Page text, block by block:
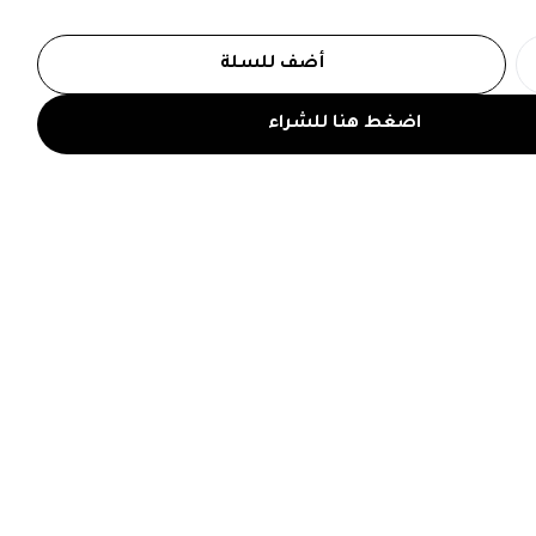
اضغط هنا للشراء
أضف للسلة